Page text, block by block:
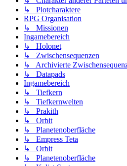
↳ Plotcharaktere
RPG Organisation
↳ Missionen
Ingamebereich
↳ Holonet
↳ Zwischensequenzen
↳ Archivierte
↳ Datapads
Ingamebereich
↳ Tiefkern
↳ Tiefkernwelten
↳ Prakith
↳ Orbit
↳ Planetenoberfläche
↳ Empress Teta
↳ Orbit
↳ Planetenoberfläche